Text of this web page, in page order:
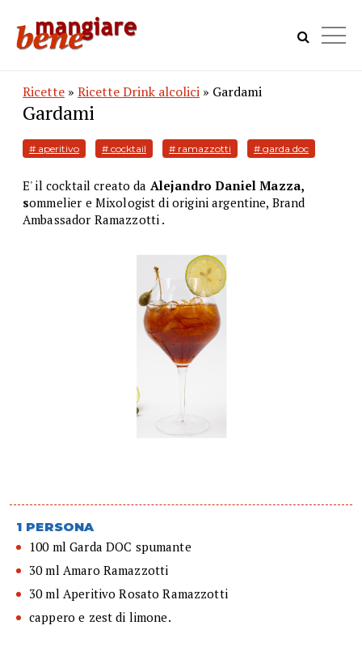
Ricette » Ricette Drink alcolici » Gardami
Gardami
# aperitivo # cocktail # ramazzotti # garda doc
E' il cocktail creato da Alejandro Daniel Mazza,
sommelier e Mixologist di origini argentine, Brand
Ambassador Ramazzotti .
1 PERSONA
100 ml Garda DOC spumante
30 ml Amaro Ramazzotti
30 ml Aperitivo Rosato Ramazzotti
cappero e zest di limone.